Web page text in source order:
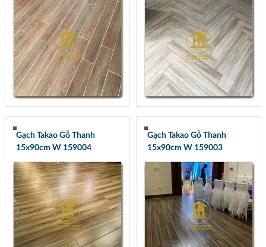
Gạch Takao Gỗ Thanh
15x90cm W 159004
Gạch Takao Gỗ Thanh
15x90cm W 159003